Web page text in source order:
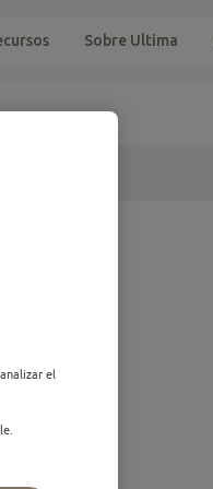
Sobre Ultima
el